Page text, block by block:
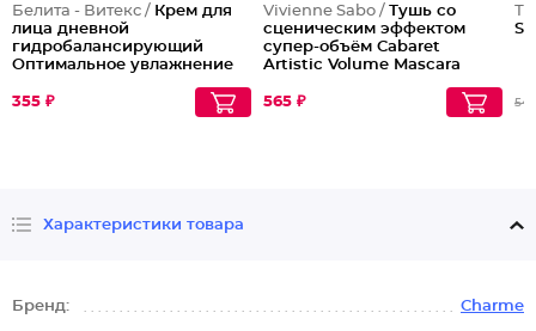
Белита - Витекс / Крем для
лица дневной
гидробалансирующий
Оптимальное увлажнение
комбинированной кожи
355 ₽
Vivienne Sabo / Тушь со
сценическим эффектом
супер-объём Cabaret
Artistic Volume Mascara
565 ₽
546
Характеристики товара
Бренд: Charme